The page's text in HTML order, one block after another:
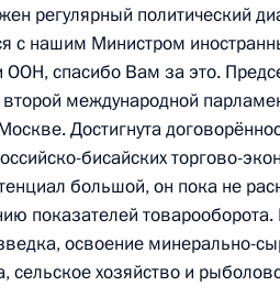
Президентом Сенегала
года, 22:30
Президентом Камеруна
года, 21:50
регулярный политический
с нашим Министром
спасибо Вам за это.
второй международной
Достигнута
бисайских торгово-
большой, он пока не
показателей
освоение минерально-
сельское хозяйство и